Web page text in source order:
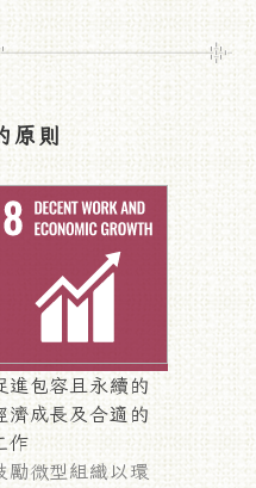
原則
進包容且永續的
濟成長及合適的
作
勵微型組織以環